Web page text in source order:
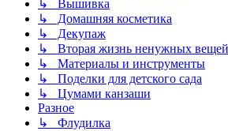
↳ Вышивка
↳ Домашняя косметика
↳ Декупаж
↳ Вторая жизнь ненужных вещей
↳ Материалы и инструменты
↳ Поделки для детского сада
↳ Цумами канзаши
Разное
↳ Флудилка